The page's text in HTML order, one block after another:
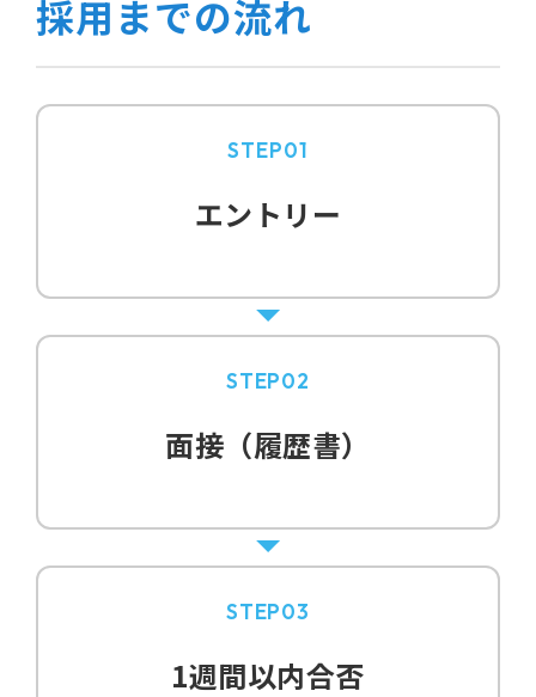
採用までの流れ
STEP01
エントリー
STEP02
面接（履歴書）
STEP03
1週間以内合否